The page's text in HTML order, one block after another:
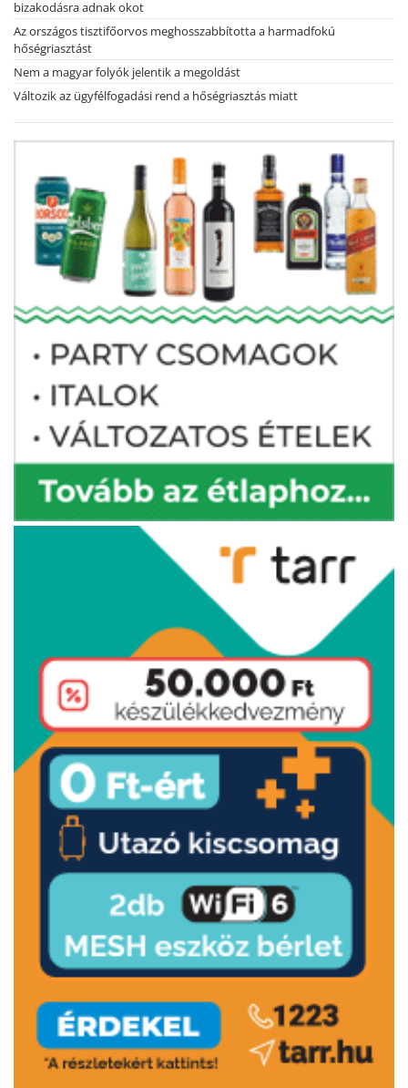
bizakodásra adnak okot
Az országos tisztifőorvos meghosszabbította a harmadfokú
hőségriasztást
Nem a magyar folyók jelentik a megoldást
Változik az ügyfélfogadási rend a hőségriasztás miatt